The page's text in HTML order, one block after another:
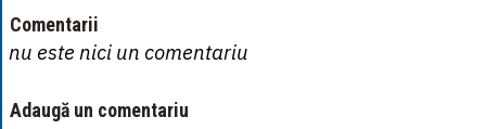
Comentarii
nu este nici un comentariu
Adaugă un comentariu